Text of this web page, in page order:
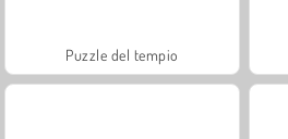
Puzzle del tempio